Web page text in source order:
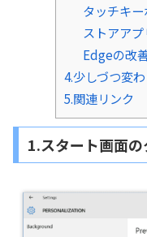
タッチキ
ストアア
Edgeの改
4.少しづつ変
5.関連リンク
1.スタート画面の